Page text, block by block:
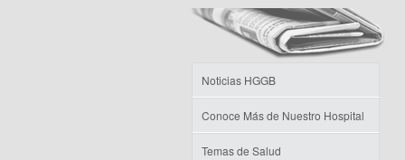
Noticias HGGB
Conoce Más de Nuestro Hospital
Temas de Salud